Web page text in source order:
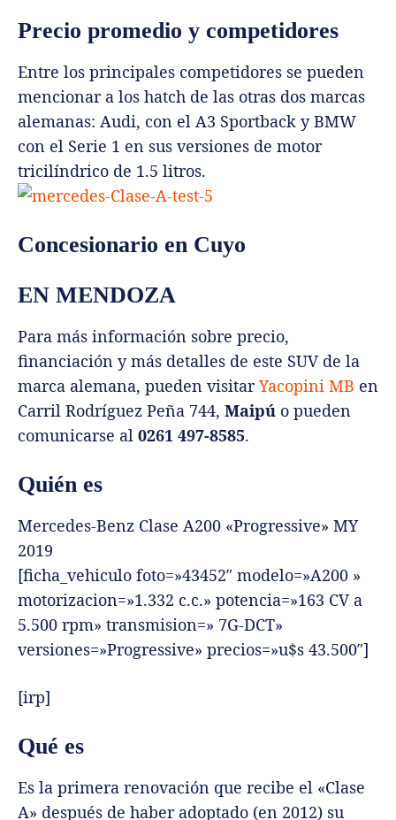
Precio promedio y competidores
Entre los principales competidores se pueden
mencionar a los hatch de las otras dos marcas
alemanas: Audi, con el A3 Sportback y BMW
con el Serie 1 en sus versiones de motor
tricilíndrico de 1.5 litros.
Concesionario en Cuyo
EN MENDOZA
Para más información sobre precio,
financiación y más detalles de este SUV de la
marca alemana, pueden visitarYacopini MB en
Carril Rodríguez Peña 744, Maipú o pueden
comunicarse al 0261 497-8585.
Quién es
Mercedes-Benz Clase A200 «Progressive» MY
2019
[ficha_vehiculo foto=»43452″ modelo=»A200 »
motorizacion=»1.332 c.c.» potencia=»163 CV a
5.500 rpm» transmision=» 7G-DCT»
versiones=»Progressive» precios=»u$s 43.500″]
[irp]
Qué es
Es la primera renovación que recibe el «Clase
A» después de haber adoptado (en 2012) su